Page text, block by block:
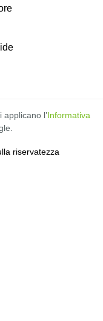
l’Informativa
riservatezza